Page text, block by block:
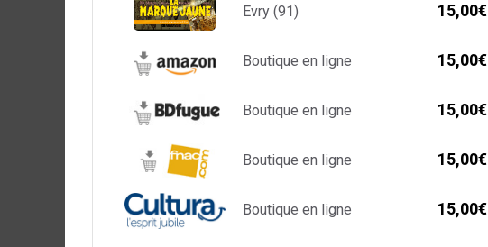
Evry (91) 15,00€
Boutique en ligne 15,00€
Boutique en ligne 15,00€
Boutique en ligne 15,00€
Boutique en ligne 15,00€